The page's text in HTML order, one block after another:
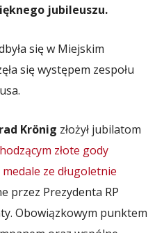
jubileuszu.
się w Miejskim
się występem zespołu
Krönig złożył jubilatom
złote gody
ze długoletnie
przez Prezydenta RP
Obowiązkowym punktem